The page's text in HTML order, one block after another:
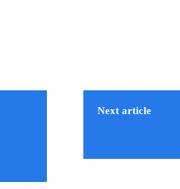
Next article